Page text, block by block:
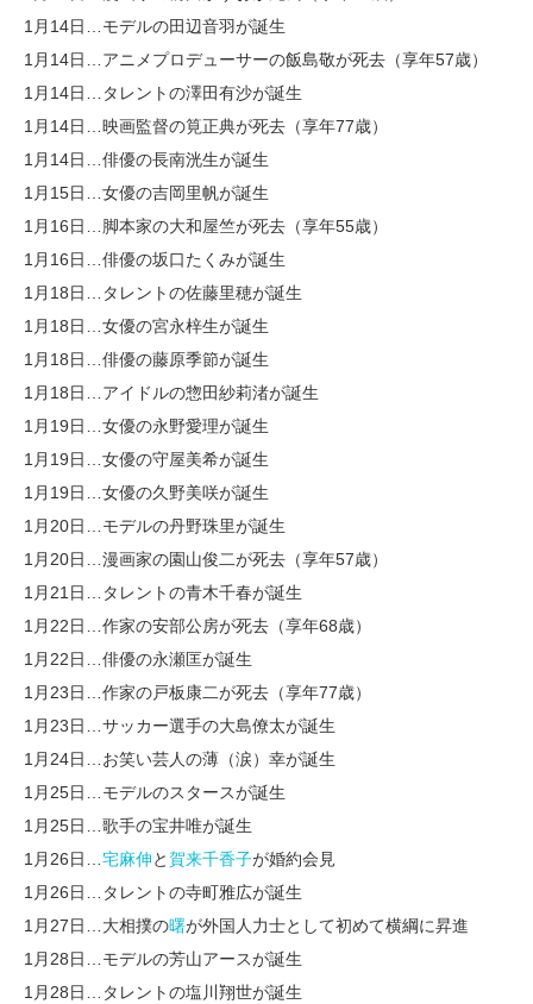
1月14日…モデルの田辺音羽が誕生
1月14日…アニメプロデューサーの飯島敬が死去（享年57歳）
1月14日…タレントの澤田有沙が誕生
1月14日…映画監督の筧正典が死去（享年77歳）
1月14日…俳優の長南洸生が誕生
1月15日…女優の吉岡里帆が誕生
1月16日…脚本家の大和屋竺が死去（享年55歳）
1月16日…俳優の坂口たくみが誕生
1月18日…タレントの佐藤里穂が誕生
1月18日…女優の宮永梓生が誕生
1月18日…俳優の藤原季節が誕生
1月18日…アイドルの惣田紗莉渚が誕生
1月19日…女優の永野愛理が誕生
1月19日…女優の守屋美希が誕生
1月19日…女優の久野美咲が誕生
1月20日…モデルの丹野珠里が誕生
1月20日…漫画家の園山俊二が死去（享年57歳）
1月21日…タレントの青木千春が誕生
1月22日…作家の安部公房が死去（享年68歳）
1月22日…俳優の永瀬匡が誕生
1月23日…作家の戸板康二が死去（享年77歳）
1月23日…サッカー選手の大島僚太が誕生
1月24日…お笑い芸人の薄（涙）幸が誕生
1月25日…モデルのスタースが誕生
1月25日…歌手の宝井唯が誕生
1月26日… 宅麻伸と賀来千香子が婚約会見
1月26日…タレントの寺町雅広が誕生
1月27日…大相撲の曙が外国人力士として初めて横綱に昇進
1月28日…モデルの芳山アースが誕生
1月28日…タレントの塩川翔世が誕生